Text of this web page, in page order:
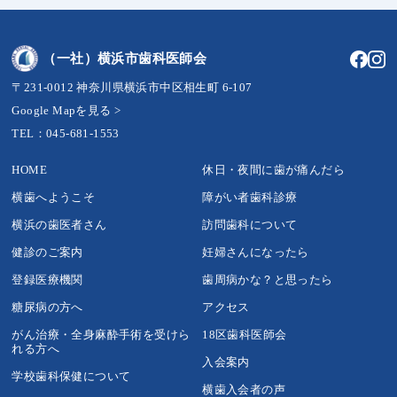
（一社）横浜市歯科医師会
〒231-0012 神奈川県横浜市中区相生町 6-107
Google Mapを見る >
TEL：045-681-1553
HOME
横歯へようこそ
横浜の歯医者さん
健診のご案内
登録医療機関
休日・夜間に歯が痛んだら
障がい者歯科診療
訪問歯科について
妊婦さんになったら
歯周病かな？と思ったら
糖尿病の方へ
がん治療・全身麻酔手術を受けら
れる方へ
学校歯科保健について
アクセス
18区歯科医師会
入会案内
横歯入会者の声